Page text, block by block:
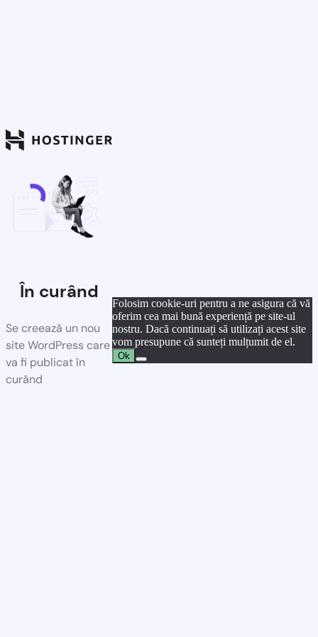
În curând
Se creează un nou
site WordPress care
va fi publicat în
curând
Folosim cookie-uri pentru a ne asigura că vă
oferim cea mai bună experiență pe site-ul
nostru. Dacă continuați să utilizați acest site
vom presupune că sunteți mulțumit de el.
Ok